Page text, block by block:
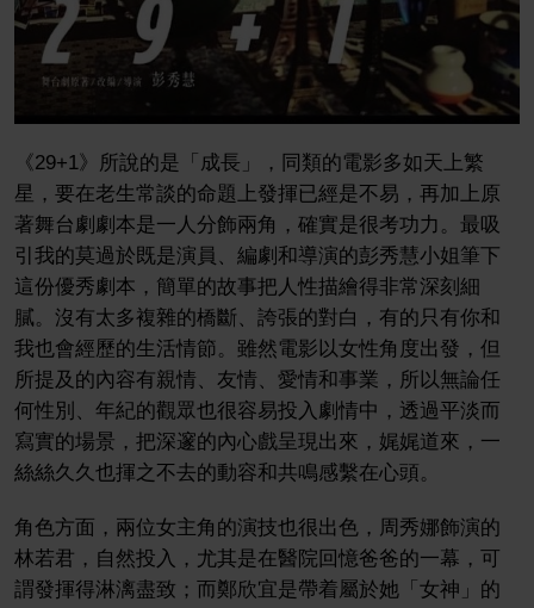
《29+1》所說的是「成長」，同類的電影多如天上繁
星，要在老生常談的命題上發揮已經是不易，再加上原
著舞台劇劇本是一人分飾兩角，確實是很考功力。最吸
引我的莫過於既是演員、編劇和導演的彭秀慧小姐筆下
這份優秀劇本，簡單的故事把人性描繪得非常深刻細
膩。沒有太多複雜的橋斷、誇張的對白，有的只有你和
我也會經歷的生活情節。雖然電影以女性角度出發，但
所提及的內容有親情、友情、愛情和事業，所以無論任
何性別、年紀的觀眾也很容易投入劇情中，透過平淡而
寫實的場景，把深邃的內心戲呈現出來，娓娓道來，一
絲絲久久也揮之不去的動容和共鳴感繫在心頭。
角色方面，兩位女主角的演技也很出色，周秀娜飾演的
林若君，自然投入，尤其是在醫院回憶爸爸的一幕，可
謂發揮得淋漓盡致；而鄭欣宜是帶着屬於她「女神」的